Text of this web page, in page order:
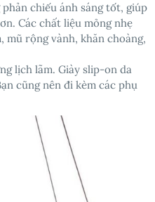
chiếu ánh sáng tốt, giúp
Các chất liệu mỏng nhẹ
rộng vành, khăn choàng,
lịch lãm. Giày slip-on da
cũng nên đi kèm các phụ